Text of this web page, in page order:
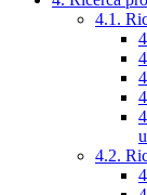
4.1.
4.2.